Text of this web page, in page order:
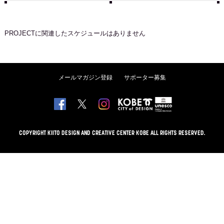
PROJECTに関連したスケジュールはありません
メールマガジン登録 サポーター募集
COPYRIGHT KIITO DESIGN AND CREATIVE CENTER KOBE ALL RIGHTS RESERVED.